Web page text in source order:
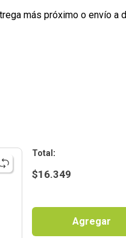
más próximo o envío a
:
$16.349
Agregar